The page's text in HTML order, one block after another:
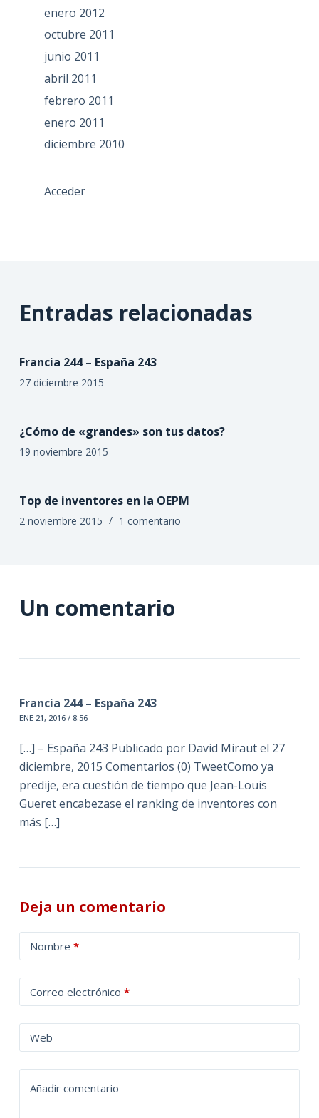
enero 2012
octubre 2011
junio 2011
abril 2011
febrero 2011
enero 2011
diciembre 2010
Acceder
Entradas relacionadas
Francia 244 – España 243
27 diciembre 2015
¿Cómo de «grandes» son tus datos?
19 noviembre 2015
Top de inventores en la OEPM
2 noviembre 2015 1 comentario
Un comentario
Francia 244 – España 243
ENE 21, 2016 / 8:56
[…] – España 243 Publicado por David Miraut el 27
diciembre, 2015 Comentarios (0) TweetComo ya
predije, era cuestión de tiempo que Jean-Louis
Gueret encabezase el ranking de inventores con
más […]
Deja un comentario
Nombre *
Correo electrónico *
Web
Añadir comentario
l
t
a
t